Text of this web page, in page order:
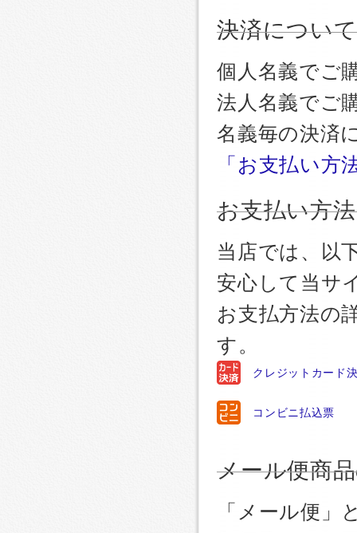
決済について
個人名義でご
法人名義でご
名義毎の決済
「お支払い方
お支払い方
当店では、以
安心して当サ
お支払方法の
す。
クレジットカード
コンビニ払込票
メール便商
「メール便」